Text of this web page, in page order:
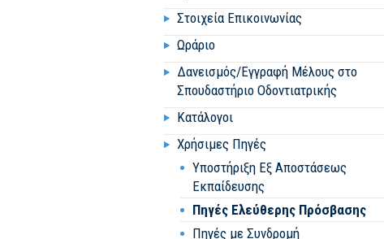
Στοιχεία Επικοινωνίας
Ωράριο
Δανεισμός/Εγγραφή Μέλους στο
Σπουδαστήριο Οδοντιατρικής
Κατάλογοι
Χρήσιμες Πηγές
Υποστήριξη Εξ Αποστάσεως
Εκπαίδευσης
Πηγές Ελεύθερης Πρόσβασης
Πηγές με Συνδρομή